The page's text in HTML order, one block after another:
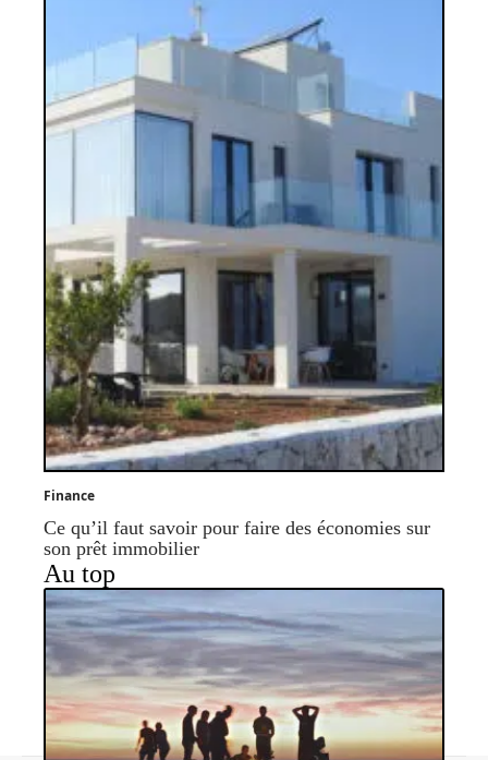
Finance
Ce qu’il faut savoir pour faire des économies sur
son prêt immobilier
Au top